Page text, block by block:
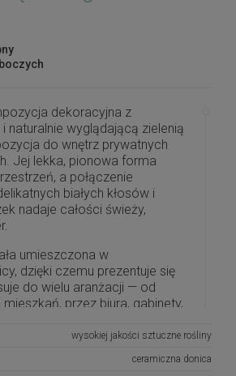
dekoracyjna z
naturalnie wyglądającą zielenią
do wnętrz prywatnych
Jej lekka, pionowa forma
a połączenie
białych kłosów i
nadaje całości świeży,
umieszczona w
dzięki czemu prezentuje się
do wielu aranżacji — od
przez biura, gabinety,
która przyciąga uwagę, ale
podlewania ani dostępu do
wysokiej jakości sztuczne rośliny
ceramiczna donica